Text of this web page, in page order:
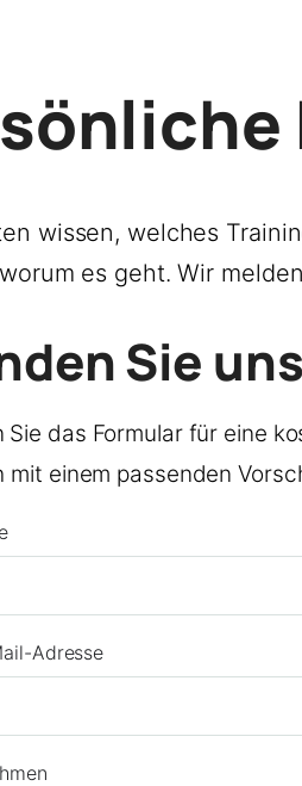
wissen, welches
es geht. Wir
Sie
Sie das Formular für eine
mit einem passenden
Adresse